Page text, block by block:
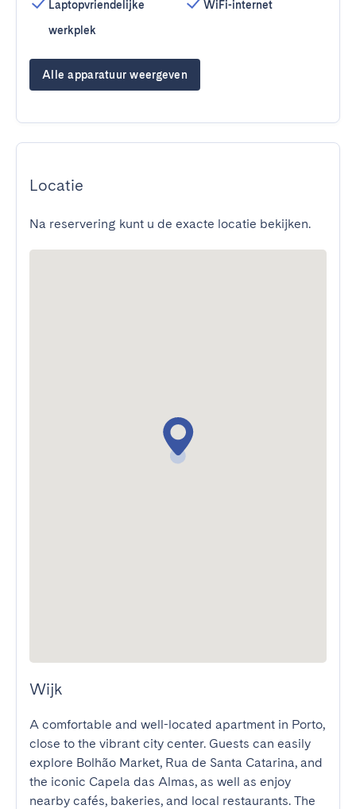
Laptopvriendelijke
werkplek
WiFi-internet
Alle apparatuur weergeven
Locatie
Na reservering kunt u de exacte locatie bekijken.
Wijk
A comfortable and well-located apartment in Porto,
close to the vibrant city center. Guests can easily
explore Bolhão Market, Rua de Santa Catarina, and
the iconic Capela das Almas, as well as enjoy
nearby cafés, bakeries, and local restaurants. The